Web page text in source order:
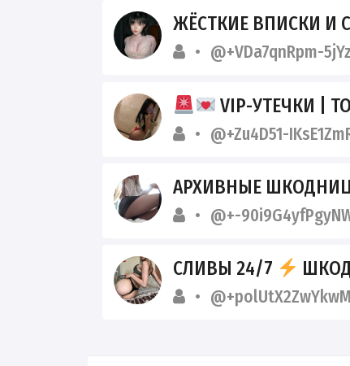
ЖЁСТКИЕ ВПИСКИ И
@+VDa7qnRpm-
VIP-УТЕЧКИ |
@+Zu4D51-
АРХИВНЫЕ
@+-
СЛИВЫ 24/7